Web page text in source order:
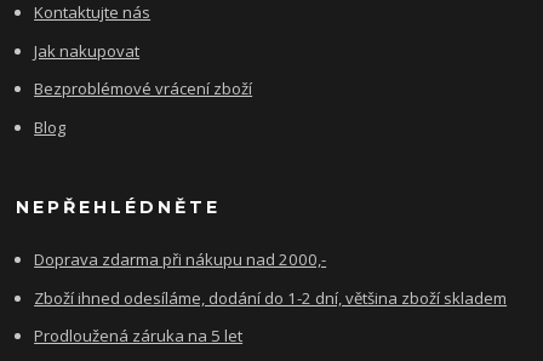
Kontaktujte nás
Jak nakupovat
Bezproblémové vrácení zboží
Blog
NEPŘEHLÉDNĚTE
Doprava zdarma při nákupu nad 2000,-
Zboží ihned odesíláme, dodání do 1-2 dní, většina zboží skladem
Prodloužená záruka na 5 let